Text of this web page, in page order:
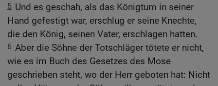
5 Und es geschah, als das Königtum in seiner
Hand gefestigt war, erschlug er seine Knechte,
die den König, seinen Vater, erschlagen hatten.
6 Aber die Söhne der Totschläger tötete er nicht,
wie es im Buch des Gesetzes des Mose
geschrieben steht, wo der Herr geboten hat: Nicht